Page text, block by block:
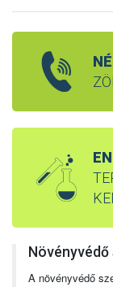
A növényvédő